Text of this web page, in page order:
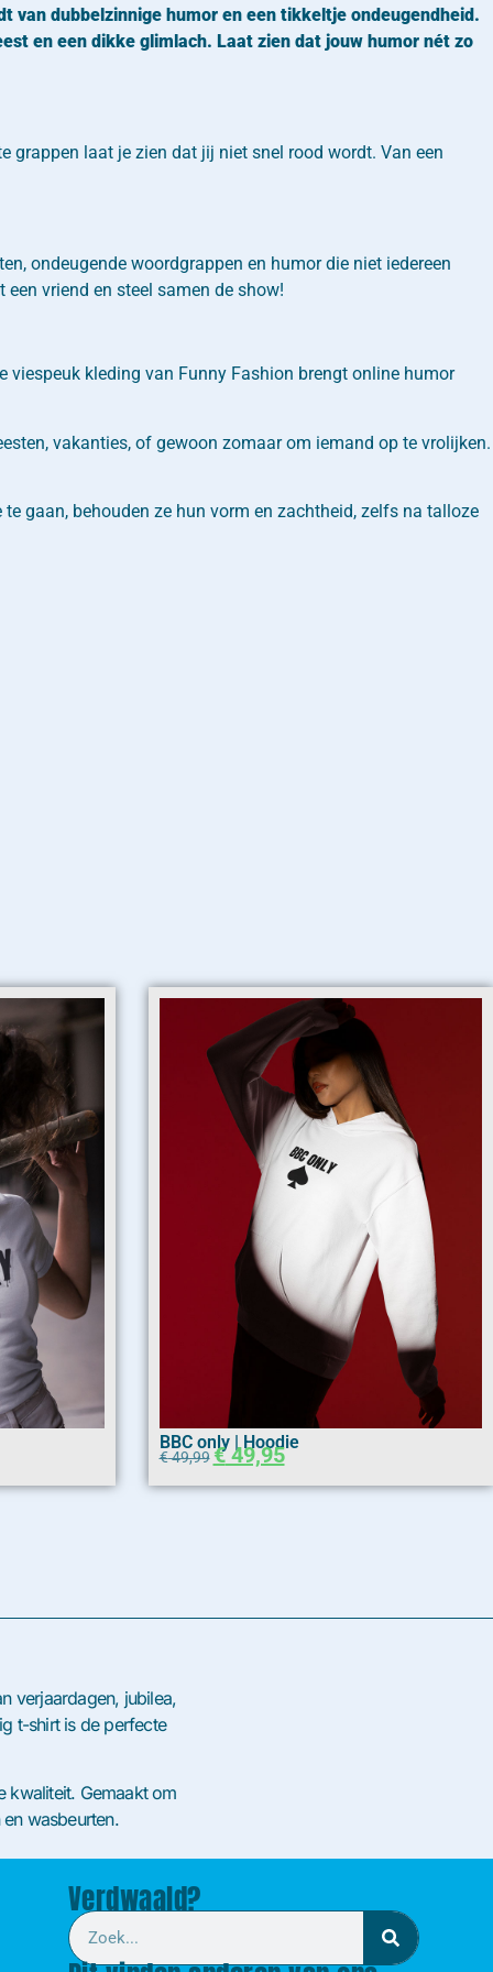
van dubbelzinnige humor en een tikkeltje ondeugendheid.
en een dikke glimlach. Laat zien dat jouw humor nét zo
grappen laat je zien dat jij niet snel rood wordt. Van een
ondeugende woordgrappen en humor die niet iedereen
vriend en steel samen de show!
viespeuk kleding van Funny Fashion brengt online humor
vakanties, of gewoon zomaar om iemand op te vrolijken.
gaan, behouden ze hun vorm en zachtheid, zelfs na talloze
BBC only | Hoodie
€49,99 €49,95
verjaardagen, jubilea,
t-shirt is de perfecte
kwaliteit. Gemaakt om
wasbeurten.
Verdwaald?